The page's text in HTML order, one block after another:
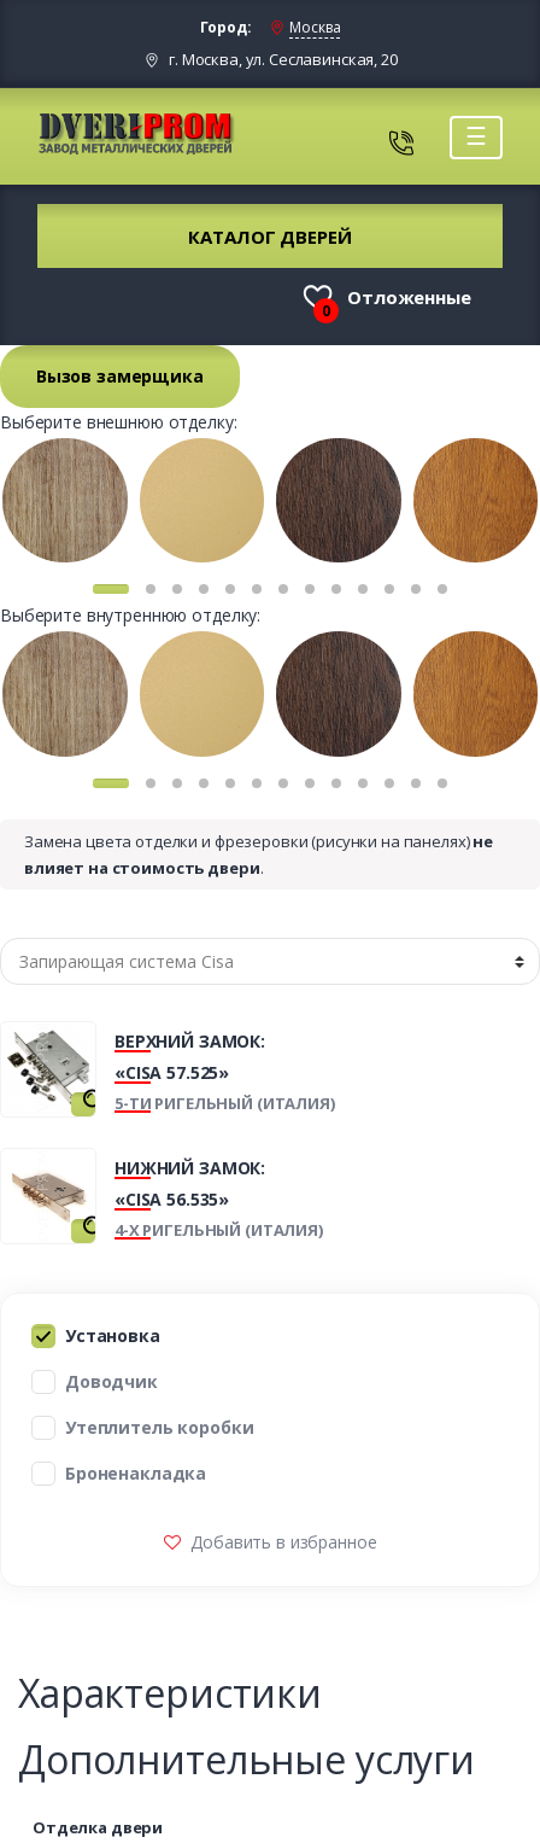
Город: Москва
г. Москва, ул. Сеславинская, 20
☰
КАТАЛОГ ДВЕРЕЙ
0
Отложенные
Вызов замерщика
Выберите внешнюю отделку:
Выберите внутреннюю отделку:
Замена цвета отделки и фрезеровки (рисунки на панелях)не
влияет на стоимость двери.
ВЕРХНИЙ ЗАМОК:
«CISA 57.525»
5-ТИ РИГЕЛЬНЫЙ (ИТАЛИЯ)
НИЖНИЙ ЗАМОК:
«CISA 56.535»
4-Х РИГЕЛЬНЫЙ (ИТАЛИЯ)
Установка
Доводчик
Утеплитель коробки
Броненакладка
Добавить в избранное
Характеристики
Дополнительные услуги
Отделка двери